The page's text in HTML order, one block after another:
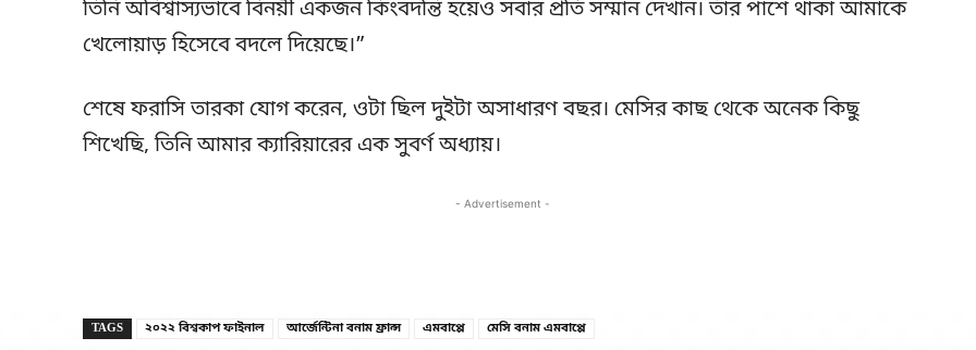
তিনি অবিশ্বাস্যভাবে বিনয়ী একজন কিংবদন্তি হয়েও সবার প্রতি সম্মান দেখান। তাঁর পাশে থাকা আমাকে
খেলোয়াড় হিসেবে বদলে দিয়েছে।”
শেষে ফরাসি তারকা যোগ করেন, ওটা ছিল দুইটা অসাধারণ বছর। মেসির কাছ থেকে অনেক কিছু
শিখেছি, তিনি আমার ক্যারিয়ারের এক সুবর্ণ অধ্যায়।
- Advertisement -
TAGS ২০২২ বিশ্বকাপ ফাইনাল আর্জেন্টিনা বনাম ফ্রান্স এমবাপ্পে মেসি বনাম এমবাপ্পে